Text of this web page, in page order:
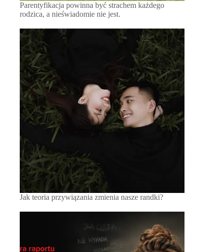
Parentyfikacja powinna być strachem każdego
rodzica, a nieświadomie nie jest.
Jak teoria przywiązania zmienia nasze randki?